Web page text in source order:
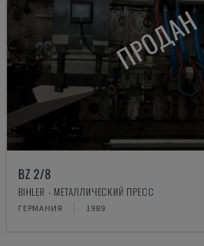
ПРОДАН
BZ 2/8
BIHLER - МЕТАЛЛИЧЕСКИЙ ПРЕСС
ГЕРМАНИЯ 1989